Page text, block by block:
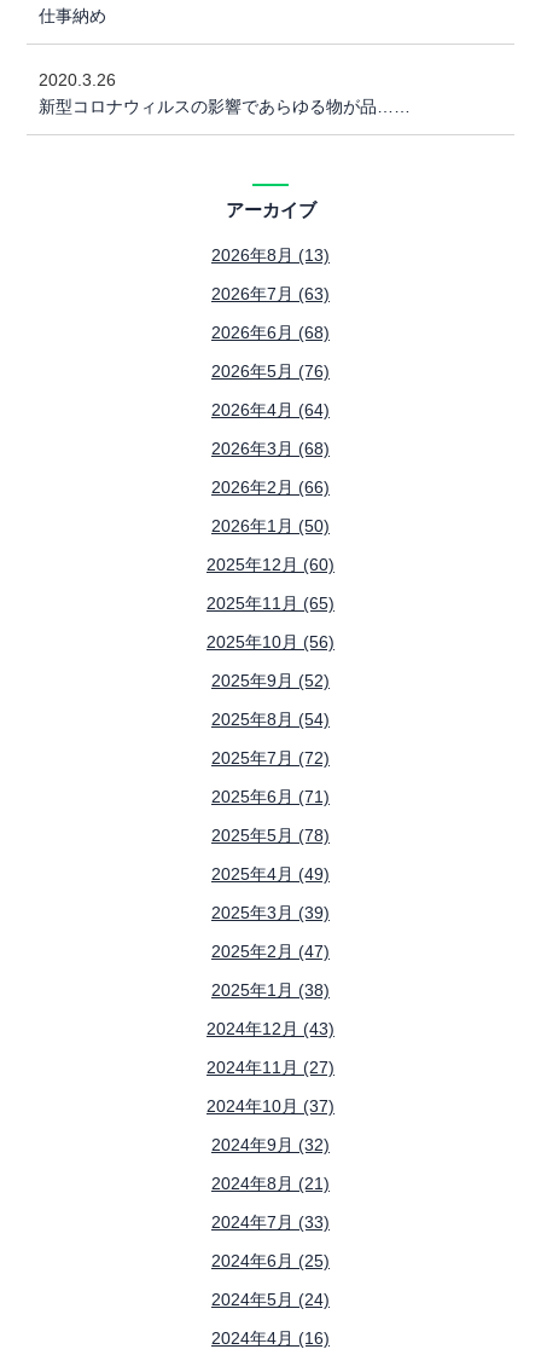
仕事納め
2020.3.26
新型コロナウィルスの影響であらゆる物が品……
アーカイブ
2026年8月 (13)
2026年7月 (63)
2026年6月 (68)
2026年5月 (76)
2026年4月 (64)
2026年3月 (68)
2026年2月 (66)
2026年1月 (50)
2025年12月 (60)
2025年11月 (65)
2025年10月 (56)
2025年9月 (52)
2025年8月 (54)
2025年7月 (72)
2025年6月 (71)
2025年5月 (78)
2025年4月 (49)
2025年3月 (39)
2025年2月 (47)
2025年1月 (38)
2024年12月 (43)
2024年11月 (27)
2024年10月 (37)
2024年9月 (32)
2024年8月 (21)
2024年7月 (33)
2024年6月 (25)
2024年5月 (24)
2024年4月 (16)